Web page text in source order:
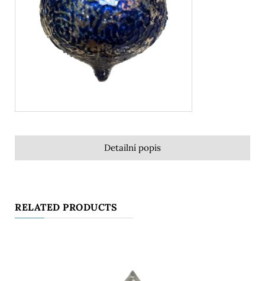
Detailní popis
RELATED PRODUCTS